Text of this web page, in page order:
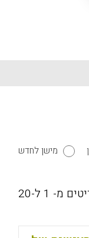
מישן לחדש
מ- 1 ל-20